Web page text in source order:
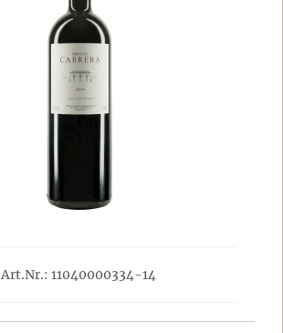
Art.Nr.: 11040000334-14